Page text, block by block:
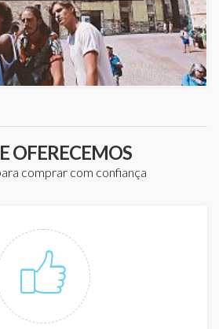
OFERECEMOS
comprar com confiança